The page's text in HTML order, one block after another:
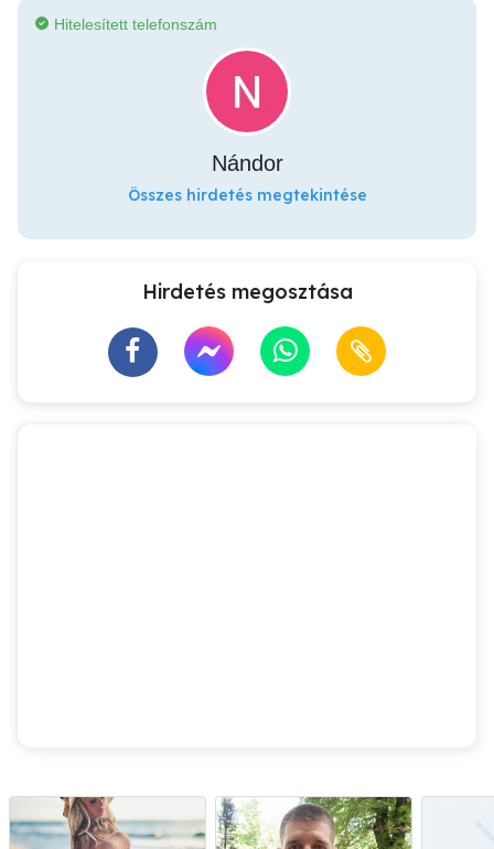
Hitelesített telefonszám
Nándor
Összes hirdetés megtekintése
Hirdetés megosztása